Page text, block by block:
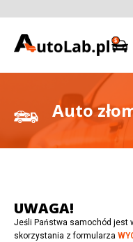
Auto
UWAGA!
Jeśli Państwa samochód jest
skorzystania z formularza